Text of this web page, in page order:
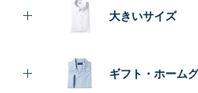
大きいサイズ
ギフト・ホーム